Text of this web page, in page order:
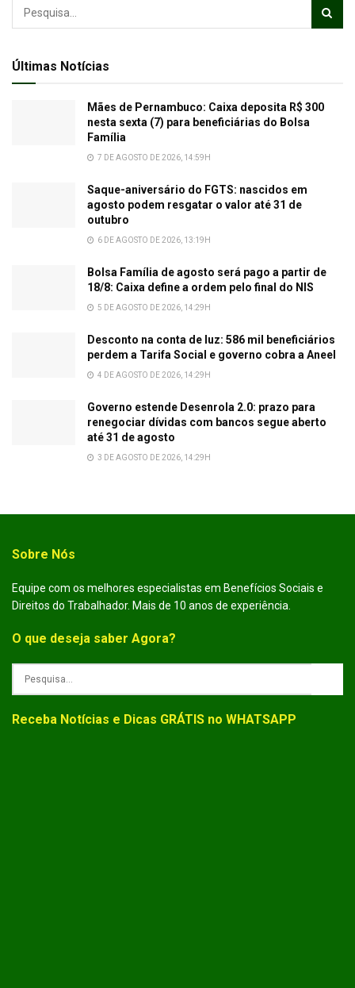
Últimas Notícias
Mães de Pernambuco: Caixa deposita R$ 300
nesta sexta (7) para beneficiárias do Bolsa
Família
7 DE AGOSTO DE 2026, 14:59H
Saque-aniversário do FGTS: nascidos em
agosto podem resgatar o valor até 31 de
outubro
6 DE AGOSTO DE 2026, 13:19H
Bolsa Família de agosto será pago a partir de
18/8: Caixa define a ordem pelo final do NIS
5 DE AGOSTO DE 2026, 14:29H
Desconto na conta de luz: 586 mil beneficiários
perdem a Tarifa Social e governo cobra a Aneel
4 DE AGOSTO DE 2026, 14:29H
Governo estende Desenrola 2.0: prazo para
renegociar dívidas com bancos segue aberto
até 31 de agosto
3 DE AGOSTO DE 2026, 14:29H
Sobre Nós
Equipe com os melhores especialistas em Benefícios Sociais e
Direitos do Trabalhador. Mais de 10 anos de experiência.
O que deseja saber Agora?
Receba Notícias e Dicas GRÁTIS no WHATSAPP